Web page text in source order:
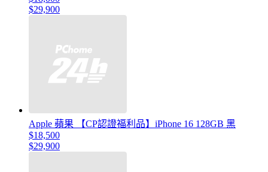
$29,900
Apple 蘋果 【CP認證福利品】iPhone 16 128GB 黑
$18,500
$29,900